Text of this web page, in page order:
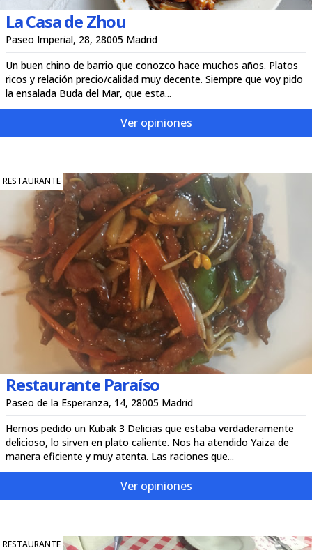
La Casa de Zhou
Paseo Imperial, 28, 28005 Madrid
Un buen chino de barrio que conozco hace muchos años. Platos
ricos y relación precio/calidad muy decente. Siempre que voy pido
la ensalada Buda del Mar, que esta...
Ver opiniones
RESTAURANTE
Restaurante Paraíso
Paseo de la Esperanza, 14, 28005 Madrid
Hemos pedido un Kubak 3 Delicias que estaba verdaderamente
delicioso, lo sirven en plato caliente. Nos ha atendido Yaiza de
manera eficiente y muy atenta. Las raciones que...
Ver opiniones
RESTAURANTE